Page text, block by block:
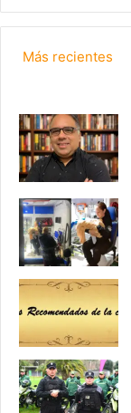
Más recientes